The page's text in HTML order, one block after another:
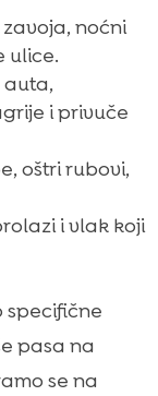
noćni
ulice.
i privuče
oštri rubovi,
i vlak koji
specifične
pasa na
se na